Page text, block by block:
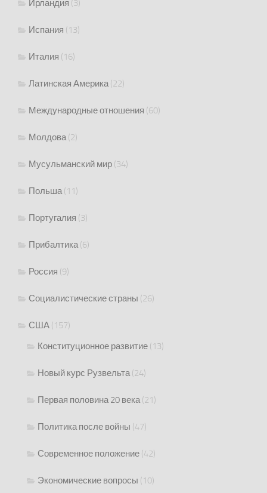
Ирландия (3)
Испания (13)
Италия (16)
Латинская Америка(22)
Международные отношения (60)
Молдова(2)
Мусульманский мир (34)
Польша(11)
Португалия (3)
Прибалтика(6)
Россия (9)
Социалистические страны (26)
США (157)
Конституционное развитие (13)
Новый курс Рузвельта(24)
Первая половина 20 века(21)
Политика после войны (47)
Современное положение (42)
Экономические вопросы (10)